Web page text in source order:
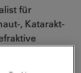
für
, Katarakt-